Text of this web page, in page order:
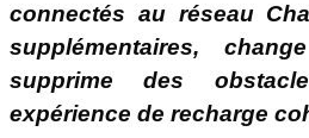
connectés au réseau
supplémentaires,
supprime des
expérience de recharge